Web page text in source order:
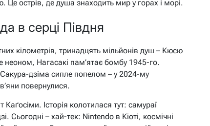
острів, де душа знаходить мир у горах і морі.
в серці Півдня
кілометрів, тринадцять мільйонів душ – Кюсю
неоном, Нагасакі пам’ятає бомбу 1945-го.
дзіма сипле попелом – у 2024-му
повернулися.
Каґосіми. Історія колотилася тут: самураї
Сьогодні – хай-тек: Nintendo в Кіоті, космічні